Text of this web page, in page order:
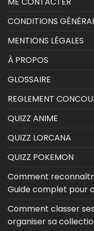
CONDITIONS
MENTIONS LÉGALES
À PROPOS
GLOSSAIRE
REGLEMENT
QUIZZ ANIME
QUIZZ LORCANA
QUIZZ POKEMON
Comment
Guide complet pour
Comment classer
organiser sa